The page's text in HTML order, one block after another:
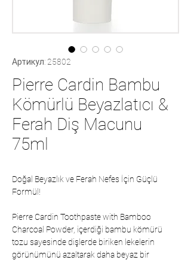
Артикул: 25802
Pierre Cardin Bambu
Kömürlü Beyazlatıcı &
Ferah Diş Macunu
75ml
Doğal Beyazlık ve Ferah Nefes İçin Güçlü
Formül!
Pierre Cardin Toothpaste with Bamboo
Charcoal Powder, içerdiği bambu kömürü
tozu sayesinde dişlerde biriken lekelerin
görünümünü azaltarak daha beyaz bir